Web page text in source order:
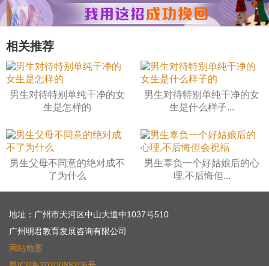
相关推荐
男生对待特别单纯干净的女
生是怎样的
男生对待特别单纯干净的女
生是什么样子...
男生父母不同意的绝对成不
了为什么
男生辜负一个好姑娘后的心
理,不后悔但...
地址：广州市天河区中山大道中1037号510
广州明君教育发展咨询有限公司
网站地图